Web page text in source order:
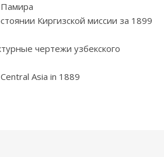
Киргизской миссии за 1899
чертежи узбекского
Asia in 1889